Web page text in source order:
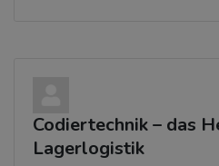
Codiertechnik – das
Lagerlogistik